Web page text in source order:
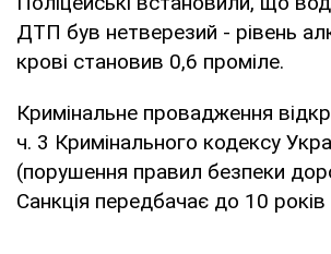
ДТП був нетверезий - рівень
крові становив 0,6 проміле.
Кримінальне провадження
ч. 3 Кримінального кодексу
(порушення правил безпеки
Санкція передбачає до 10 років